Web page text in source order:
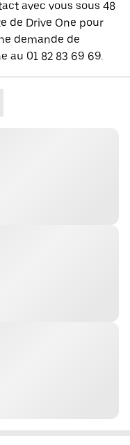
avec vous sous 48
de Drive One pour
demande de
au 01 82 83 69 69.